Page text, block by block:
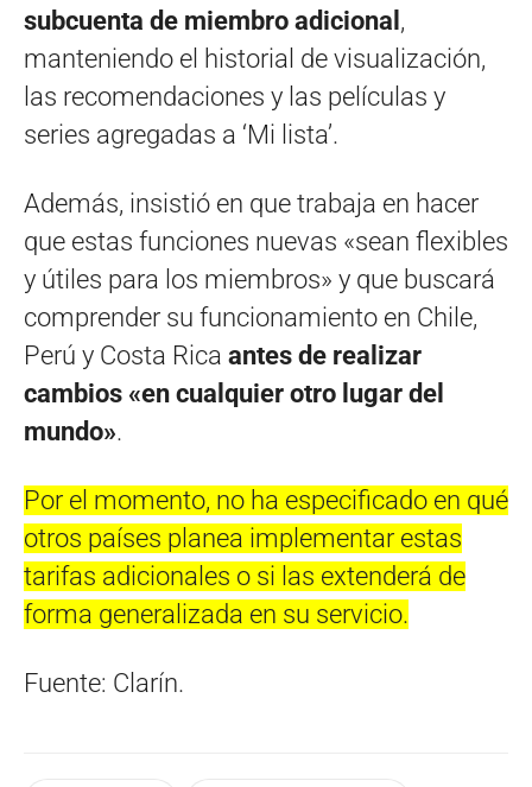
subcuenta de miembro adicional ,
manteniendo el historial de visualización,
las recomendaciones y las películas y
series agregadas a ‘Mi lista’.
Además, insistió en que trabaja en hacer
que estas funciones nuevas «sean flexibles
y útiles para los miembros» y que buscará
comprender su funcionamiento en Chile,
Perú y Costa Rica antes de realizar
cambios «en cualquier otro lugar del
mundo».
Por el momento, no ha especificado en qué
otros países planea implementar estas
tarifas adicionales o si las extenderá de
forma generalizada en su servicio.
Fuente: Clarín.